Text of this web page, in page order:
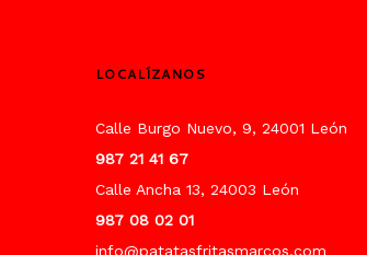
LOCALÍZANOS
Calle Burgo Nuevo, 9, 24001 León
987 21 41 67
Calle Ancha 13, 24003 León
987 08 02 01
info@patatasfritasmarcos.com